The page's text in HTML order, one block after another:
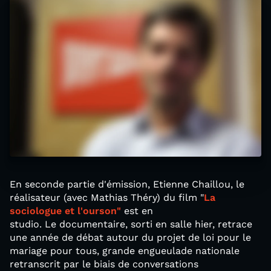
En seconde partie d'émission, Etienne Chaillou, le
réalisateur (avec Mathias Théry) du film "La
sociologue et l'ourson" est en
studio. Le documentaire, sorti en salle hier, retrace
une année de débat autour du projet de loi pour le
mariage pour tous, grande engueulade nationale
retranscrit par le biais de conversations